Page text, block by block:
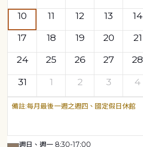
10
11 12 13 14
17
18 19 20 21
24
25 26 27 28
31
1 2 3 4
每月最後一週之週四、國定假日休館
週日、週一 8:30-17:00